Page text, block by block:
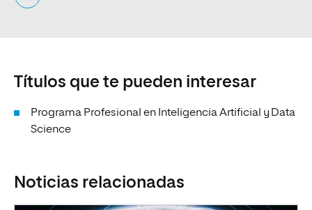
Títulos que te pueden interesar
Programa Profesional en Inteligencia Artificial y Data
Science
Noticias relacionadas